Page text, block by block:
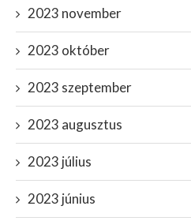
2023 november
2023 október
2023 szeptember
2023 augusztus
2023 július
2023 június